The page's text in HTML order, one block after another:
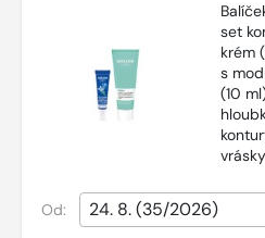
set
krém
s
(10
vrásky
Od: